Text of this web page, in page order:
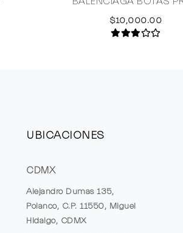
$10,000.00
UBICACIONES
CDMX
Alejandro Dumas 135,
Polanco, C.P. 11550, Miguel
Hidalgo, CDMX